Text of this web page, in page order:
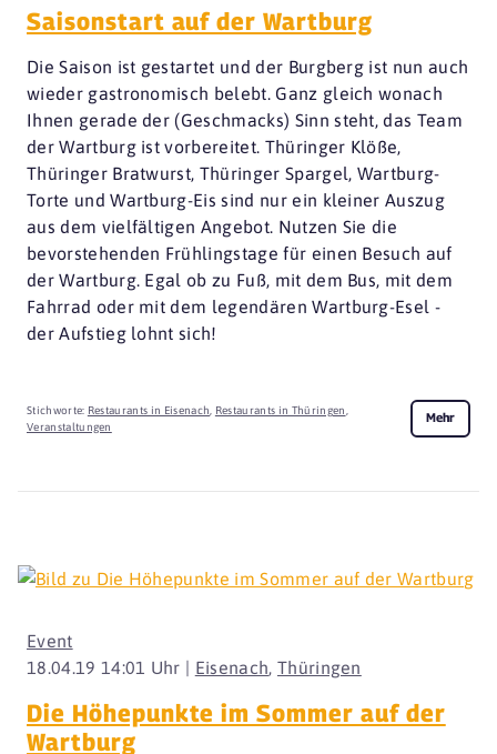
Saisonstart auf der Wartburg
Die Saison ist gestartet und der Burgberg ist nun auch
wieder gastronomisch belebt. Ganz gleich wonach
Ihnen gerade der (Geschmacks) Sinn steht, das Team
der Wartburg ist vorbereitet. Thüringer Klöße,
Thüringer Bratwurst, Thüringer Spargel, Wartburg-
Torte und Wartburg-Eis sind nur ein kleiner Auszug
aus dem vielfältigen Angebot. Nutzen Sie die
bevorstehenden Frühlingstage für einen Besuch auf
der Wartburg. Egal ob zu Fuß, mit dem Bus, mit dem
Fahrrad oder mit dem legendären Wartburg-Esel -
der Aufstieg lohnt sich!
Stichworte: Restaurants in Eisenach Restaurants in Thüringen
Veranstaltungen
Mehr
18.04.19 14:01 Uhr | Eisenach Thüringen
Event
Die Höhepunkte im Sommer auf der
Wartburg